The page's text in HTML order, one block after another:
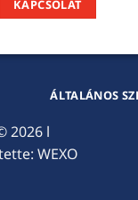
KAPCSOLAT
2026 l
WEXO
ÁLTALÁNOS